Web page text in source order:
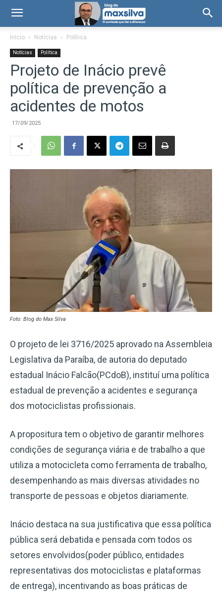
Início Notícias Política
Notícias Política
Projeto de Inácio prevê
política de prevenção a
acidentes de motos
17/09/2025
Foto: Blog do Max Silva
O projeto de lei 3716/2025 aprovado na Assembleia
Legislativa da Paraíba, de autoria do deputado
estadual Inácio Falcão(PCdoB), instituí uma política
estadual de prevenção a acidentes e segurança
dos motociclistas profissionais.
A propositura tem o objetivo de garantir melhores
condições de segurança viária e de trabalho a que
utiliza a motocicleta como ferramenta de trabalho,
desempenhando as mais diversas atividades no
transporte de pessoas e objetos diariamente.
Inácio destaca na sua justificativa que essa política
pública será debatida e pensada com todos os
setores envolvidos(poder público, entidades
representativas dos motociclistas e plataformas
de entrega), incentivando as boas práticas de